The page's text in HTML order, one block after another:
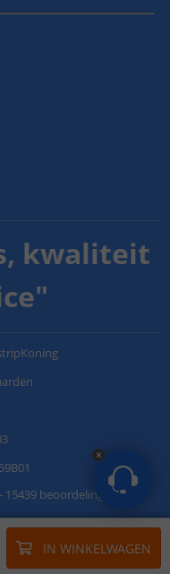
IN WINKELWAGEN
kwaliteit
"
15439 beoordelingen